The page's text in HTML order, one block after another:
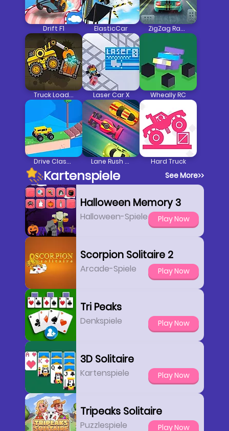
Drift F1 ElasticCar ZigZag Racer 3D Car Racing
Truck Loader Laser Car X Wheally RC
Drive Classic Lane Rush Pro Hard Truck
Kartenspiele See More>>
Halloween Memory 3
Halloween-Spiele Play Now
Scorpion Solitaire 2
Arcade-Spiele Play Now
Tri Peaks
Denkspiele Play Now
3D Solitaire
Kartenspiele Play Now
Tripeaks Solitaire
Puzzlespiele Play Now